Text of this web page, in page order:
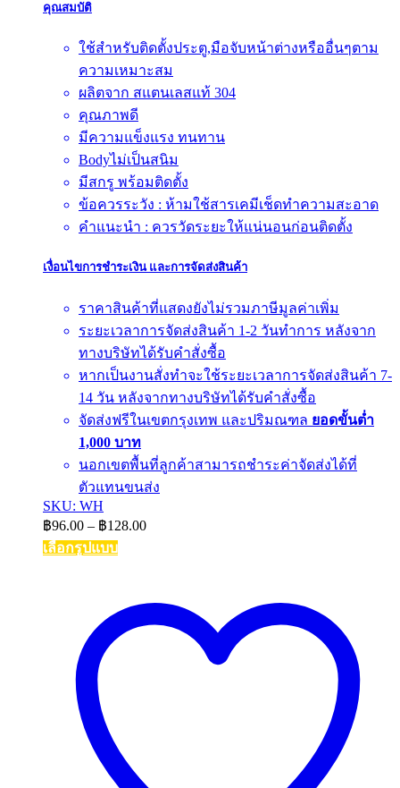
คุณสมบัติ
ใช้สำหรับติดตั้งประตู,มือจับหน้าต่างหรืออื่นๆตาม
ความเหมาะสม
ผลิตจาก สแตนเลสแท้ 304
คุณภาพดี
มีความแข็งแรง ทนทาน
Bodyไม่เป็นสนิม
มีสกรู พร้อมติดตั้ง
ข้อควรระวัง : ห้ามใช้สารเคมีเช็ดทำความสะอาด
คำแนะนำ : ควรวัดระยะให้แน่นอนก่อนติดตั้ง
เงื่อนไขการชำระเงิน และการจัดส่งสินค้า
ราคาสินค้าที่แสดงยังไม่รวมภาษีมูลค่าเพิ่ม
ระยะเวลาการจัดส่งสินค้า 1-2 วันทำการ หลังจาก
ทางบริษัทได้รับคำสั่งซื้อ
หากเป็นงานสั่งทำจะใช้ระยะเวลาการจัดส่งสินค้า 7-
14 วัน หลังจากทางบริษัทได้รับคำสั่งซื้อ
จัดส่งฟรีในเขตกรุงเทพ และปริมณฑล ยอดขั้นต่ำ
1,000 บาท
นอกเขตพื้นที่ลูกค้าสามารถชำระค่าจัดส่งได้ที่
ตัวแทนขนส่ง
SKU: WH
฿96.00 – ฿128.00Price
เลือกรูปแบบ
options
chosen